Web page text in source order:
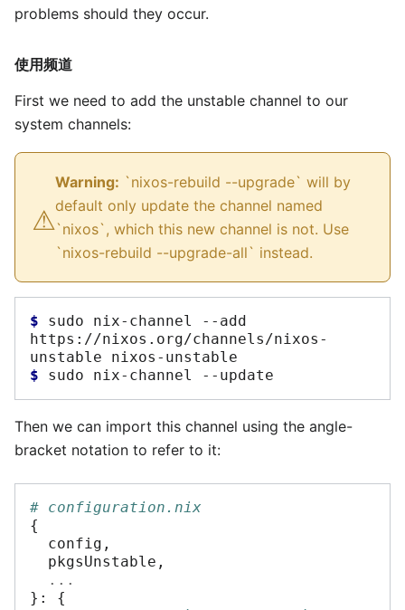
problems should they occur.
使用频道
First we need to add the unstable channel to our
system channels:
⚠︎
Warning: `nixos-rebuild --upgrade` will by
default only update the channel named
`nixos`, which this new channel is not. Use
`nixos-rebuild --upgrade-all` instead.
$ sudo nix-channel
--add
https://nixos.org/channels/nixos-
unstable
$ sudo nix-channel
Then we can import this channel using the angle-
bracket notation to refer to it:
# configuration.nix
{
  config
,
  pkgsUnstable
,
...
}:
{